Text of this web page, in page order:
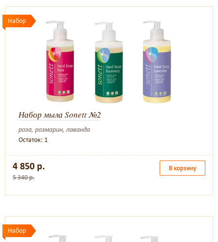
Набор
Набор мыла Sonett №2
роза, розмарин, лаванда
Остаток: 1
4 850 р.
5 340 р.
В корзину
Набор